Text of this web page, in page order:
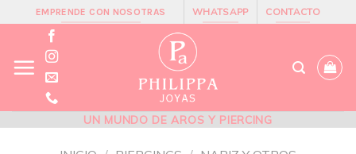
content
EMPRENDE CON NOSOTRAS WHATSAPP CONTACTO
UN MUNDO DE AROS Y PIERCING